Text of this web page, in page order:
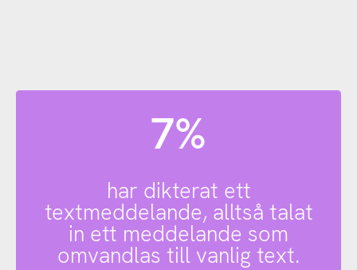
7%
har dikterat ett
textmeddelande, alltså talat
in ett meddelande som
omvandlas till vanlig text.